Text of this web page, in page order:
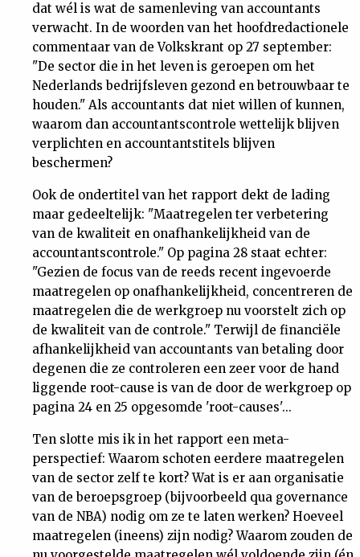
dat wél is wat de samenleving van accountants
verwacht. In de woorden van het hoofdredactionele
commentaar van de Volkskrant op 27 september:
"De sector die in het leven is geroepen om het
Nederlands bedrijfsleven gezond en betrouwbaar te
houden." Als accountants dat niet willen of kunnen,
waarom dan accountantscontrole wettelijk blijven
verplichten en accountantstitels blijven
beschermen?
Ook de ondertitel van het rapport dekt de lading
maar gedeeltelijk: "Maatregelen ter verbetering
van de kwaliteit en onafhankelijkheid van de
accountantscontrole." Op pagina 28 staat echter:
"Gezien de focus van de reeds recent ingevoerde
maatregelen op onafhankelijkheid, concentreren de
maatregelen die de werkgroep nu voorstelt zich op
de kwaliteit van de controle." Terwijl de financiële
afhankelijkheid van accountants van betaling door
degenen die ze controleren een zeer voor de hand
liggende root-cause is van de door de werkgroep op
pagina 24 en 25 opgesomde 'root-causes'...
Ten slotte mis ik in het rapport een meta-
perspectief: Waarom schoten eerdere maatregelen
van de sector zelf te kort? Wat is er aan organisatie
van de beroepsgroep (bijvoorbeeld qua governance
van de NBA) nodig om ze te laten werken? Hoeveel
maatregelen (ineens) zijn nodig? Waarom zouden de